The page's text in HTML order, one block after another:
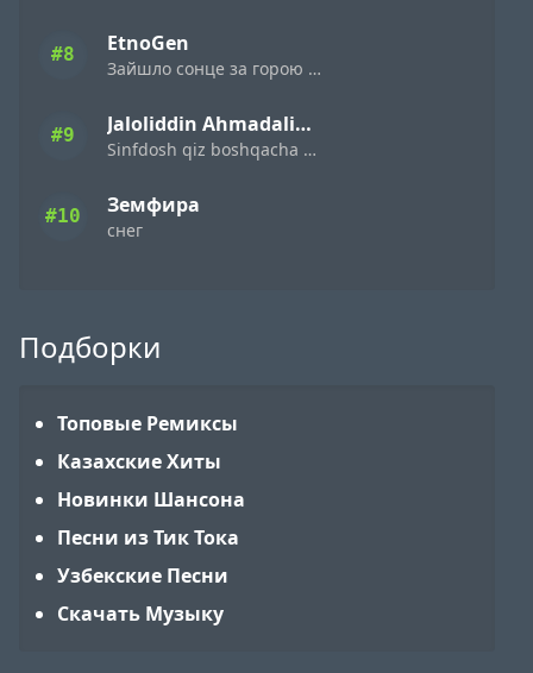
#8 EtnoGen
Зайшло сонце за горою темна ніч настала
#9 Jaloliddin Ahmadaliyev
Sinfdosh qiz boshqacha eding
#10 Земфира
снег
Подборки
Топовые Ремиксы
Казахские Хиты
Новинки Шансона
Песни из Тик Тока
Узбекские Песни
Скачать Музыку